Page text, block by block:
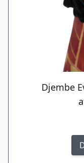
Djembe